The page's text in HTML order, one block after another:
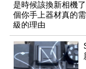
是時候該換新相機
個你手上器材真的
級的理由